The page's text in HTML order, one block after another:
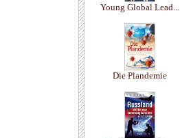
Young Global Lead...
Die Plandemie